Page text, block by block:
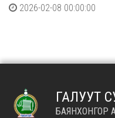
2026-02-08 00:00:00
ГАЛУУТ
БАЯНХОНГОР